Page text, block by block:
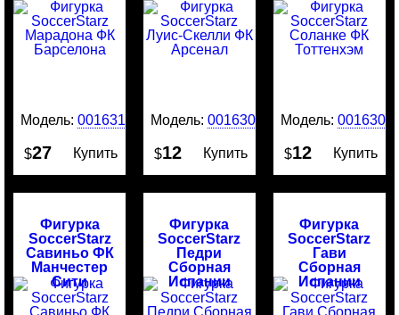
Модель:0016313
$27 Купить
Модель:0016305
$12 Купить
Модель: 0016304
$12 Купить
Фигурка
SoccerStarz
Савиньо ФК
Манчестер
Сити
Фигурка
SoccerStarz
Педри
Сборная
Испании
Фигурка
SoccerStarz
Гави
Сборная
Испании